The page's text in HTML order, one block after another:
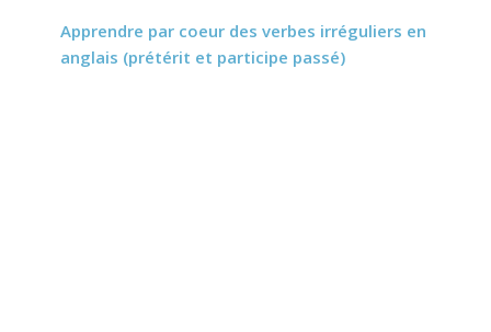
Apprendre par coeur des verbes irréguliers en
anglais (prétérit et participe passé)